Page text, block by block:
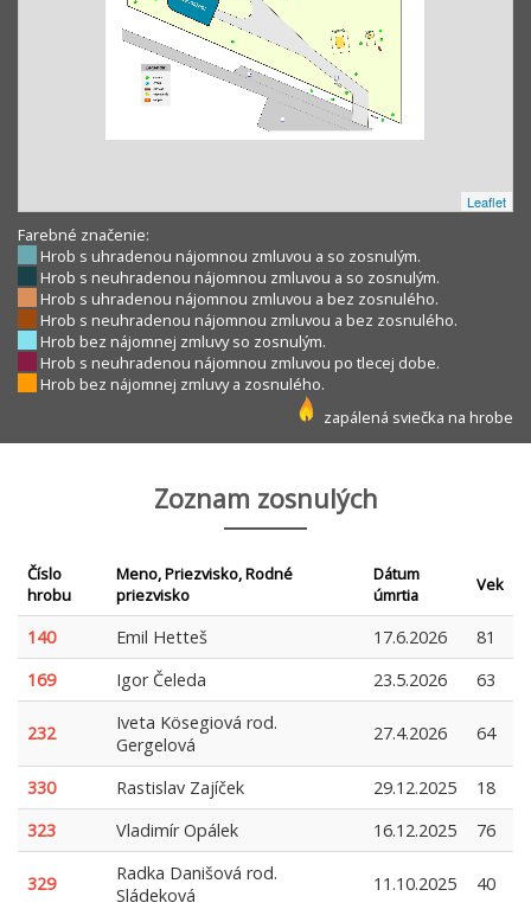
Leaflet
Farebné značenie:
Hrob s uhradenou nájomnou zmluvou a so zosnulým.
Hrob s neuhradenou nájomnou zmluvou a so zosnulým.
Hrob s uhradenou nájomnou zmluvou a bez zosnulého.
Hrob s neuhradenou nájomnou zmluvou a bez zosnulého.
Hrob bez nájomnej zmluvy so zosnulým.
Hrob s neuhradenou nájomnou zmluvou po tlecej dobe.
Hrob bez nájomnej zmluvy a zosnulého.
zapálená sviečka na hrobe
Zoznam zosnulých
Číslo
hrobu
Meno, Priezvisko, Rodné
priezvisko
Dátum
úmrtia
Vek
140 Emil Hetteš 17.6.2026
81
169
Igor Čeleda 23.5.2026 63
232
Iveta Kösegiová rod.
Gergelová
27.4.2026 64
330 Rastislav Zajíček 29.12.2025
18
323
Vladimír Opálek 16.12.2025 76
329
Radka Danišová rod.
Sládeková
11.10.2025 40